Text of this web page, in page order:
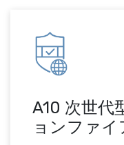
A10 次世代
ョンファ